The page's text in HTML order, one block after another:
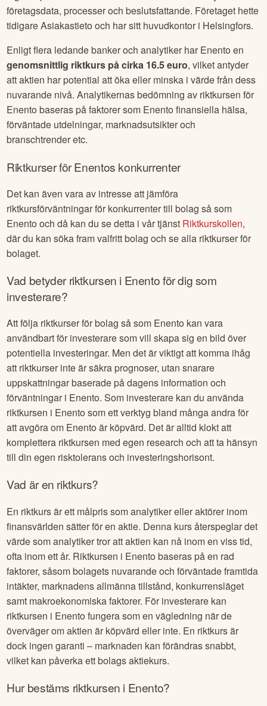
företagsdata, processer och beslutsfattande. Företaget hette
tidigare Asiakastieto och har sitt huvudkontor i Helsingfors.
Enligt flera ledande banker och analytiker har Enento en
genomsnittlig riktkurs på cirka 16.5 euro, vilket antyder
att aktien har potential att öka eller minska i värde från dess
nuvarande nivå. Analytikernas bedömning av riktkursen för
Enento baseras på faktorer som Enento finansiella hälsa,
förväntade utdelningar, marknadsutsikter och
branschtrender etc.
Riktkurser förEnentos konkurrenter
Det kan även vara av intresse att jämföra
riktkursförväntningar för konkurrenter till bolag så som
Enento och då kan du se detta i vår tjänst Riktkurskollen,
där du kan söka fram valfritt bolag och se alla riktkurser för
bolaget.
Vad betyder riktkursen i Enentoför dig som
investerare?
Att följa riktkurser för bolag så som Enento kan vara
användbart för investerare som vill skapa sig en bild över
potentiella investeringar. Men det är viktigt att komma ihåg
att riktkurser inte är säkra prognoser, utan snarare
uppskattningar baserade på dagens information och
förväntningar i Enento. Som investerare kan du använda
riktkursen i Enento som ett verktyg bland många andra för
att avgöra om Enento är köpvärd. Det är alltid klokt att
komplettera riktkursen med egen research och att ta hänsyn
till din egen risktolerans och investeringshorisont.
Vad är en riktkurs?
En riktkurs är ett målpris som analytiker eller aktörer inom
finansvärlden sätter för en aktie. Denna kurs återspeglar det
värde som analytiker tror att aktien kan nå inom en viss tid,
ofta inom ett år. Riktkursen i Enento baseras på en rad
faktorer, såsom bolagets nuvarande och förväntade framtida
intäkter, marknadens allmänna tillstånd, konkurrensläget
samt makroekonomiska faktorer. För investerare kan
riktkursen i Enento fungera som en vägledning när de
överväger om aktien är köpvärd eller inte. En riktkurs är
dock ingen garanti – marknaden kan förändras snabbt,
vilket kan påverka ett bolags aktiekurs.
Hur bestäms riktkursen i Enento?